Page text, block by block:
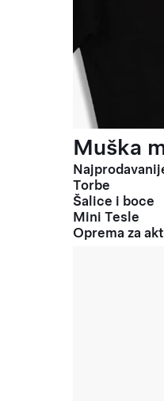
Muška
Torbe
Šalice i boce
Mini Tesle
Oprema za